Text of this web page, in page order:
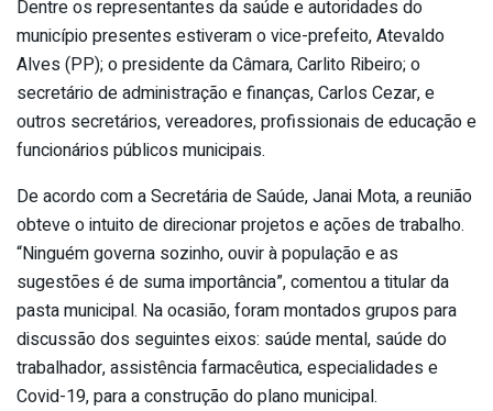
Dentre os representantes da saúde e autoridades do
município presentes estiveram o vice-prefeito, Atevaldo
Alves (PP); o presidente da Câmara, Carlito Ribeiro; o
secretário de administração e finanças, Carlos Cezar, e
outros secretários, vereadores, profissionais de educação e
funcionários públicos municipais.
De acordo com a Secretária de Saúde, Janai Mota, a reunião
obteve o intuito de direcionar projetos e ações de trabalho.
“Ninguém governa sozinho, ouvir à população e as
sugestões é de suma importância”, comentou a titular da
pasta municipal. Na ocasião, foram montados grupos para
discussão dos seguintes eixos: saúde mental, saúde do
trabalhador, assistência farmacêutica, especialidades e
Covid-19, para a construção do plano municipal.